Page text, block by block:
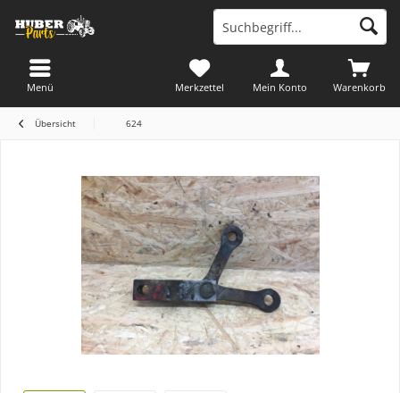
Warenkorb
Merkzettel Mein Konto
Menü
Übersicht 624